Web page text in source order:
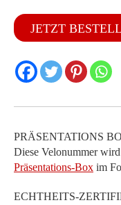
war:
CHF 285.00
Preis
ist:
BS
1951
Velo
D
Menge
JETZT
PRÄSENTATIONS
Diese Velonummer
Präsentations-Box im
ECHTHEITS-